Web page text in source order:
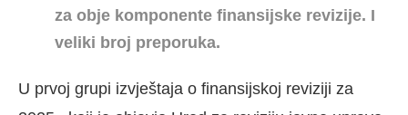
za obje komponente finansijske revizije. I
veliki broj preporuka.
U prvoj grupi izvještaja o finansijskoj reviziji za